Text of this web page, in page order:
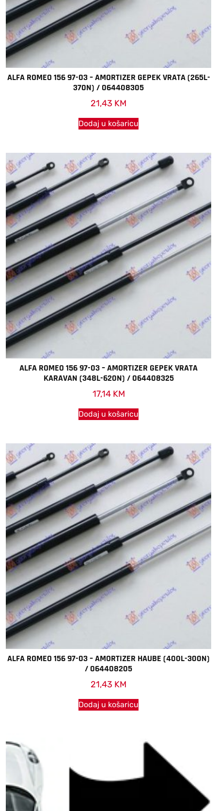
ALFA ROMEO 156 97-03 – AMORTIZER GEPEK VRATA (265L-
370N) / 064408305
21,43 KM
Dodaj u košaricu
ALFA ROMEO 156 97-03 – AMORTIZER GEPEK VRATA
KARAVAN (348L-620N) / 064408325
17,14 KM
Dodaj u košaricu
ALFA ROMEO 156 97-03 – AMORTIZER HAUBE (400L-300N)
/ 064408205
21,43 KM
Dodaj u košaricu